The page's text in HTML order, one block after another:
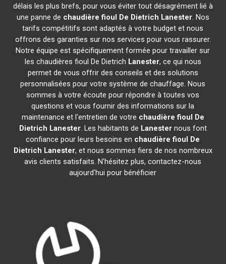
délais les plus brefs, pour vous éviter tout désagrément lié à
une panne de chaudière fioul De Dietrich Lanester. Nos
tarifs compétitifs sont adaptés à votre budget et nous
offrons des garanties sur nos services pour vous rassurer.
Notre équipe est spécifiquement formée pour travailler sur
les chaudières fioul De Dietrich Lanester, ce qui nous
permet de vous offrir des conseils et des solutions
personnalisées pour votre système de chauffage. Nous
sommes à votre écoute pour répondre à toutes vos
questions et vous fournir des informations sur la
maintenance et l'entretien de votre chaudière fioul De
Dietrich Lanester. Les habitants de Lanesternous font
confiance pour leurs besoins en chaudière fioul De
Dietrich Lanester, et nous sommes fiers de nos nombreux
avis clients satisfaits. N'hésitez plus, contactez-nous
aujourd'hui pour bénéficier